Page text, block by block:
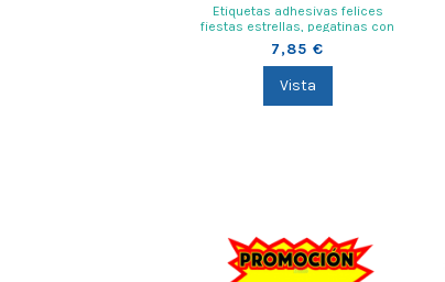
Etiquetas adhesivas felices
fiestas estrellas, pegatinas con
estrellas navidad
7,85 €
Vista